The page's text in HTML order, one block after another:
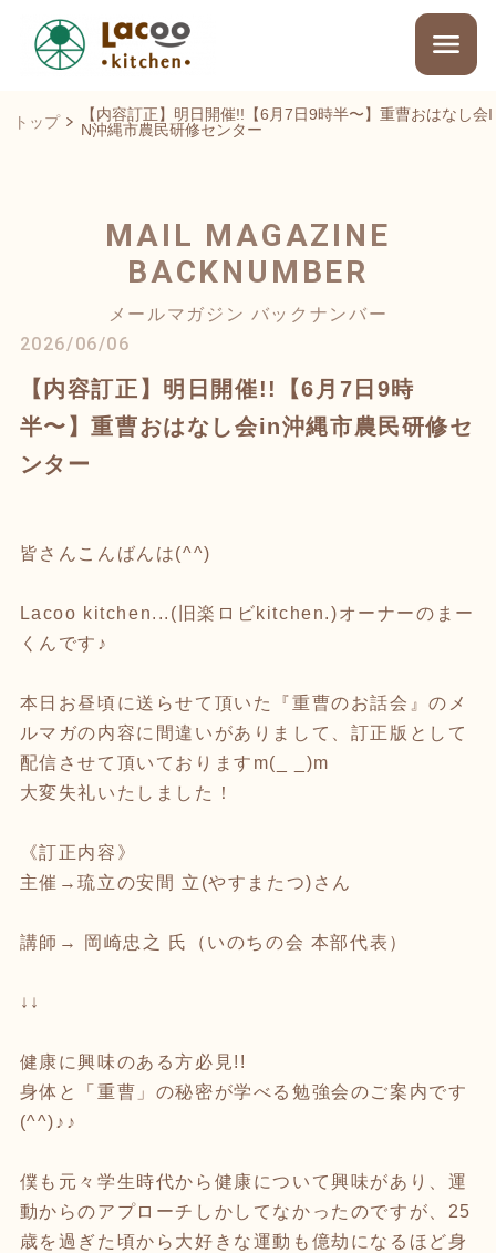
トップ
【内容訂正】明日開催!!【6月7日9時半〜】重曹おはなし会I
N沖縄市農民研修センター
MAIL MAGAZINE
BACKNUMBER
メールマガジン バックナンバー
2026/06/06
【内容訂正】明日開催!!【6月7日9時
半〜】重曹おはなし会in沖縄市農民研修セ
ンター
皆さんこんばんは(^^)
Lacoo kitchen...(旧楽ロビkitchen.)オーナーのまー
くんです♪
本日お昼頃に送らせて頂いた『重曹のお話会』のメ
ルマガの内容に間違いがありまして、訂正版として
配信させて頂いておりますm(_ _)m
大変失礼いたしました！
《訂正内容》
主催→琉立の安間 立(やすまたつ)さん
講師→ 岡崎忠之 氏（いのちの会 本部代表）
↓↓
健康に興味のある方必見!!
身体と「重曹」の秘密が学べる勉強会のご案内です
(^^)♪♪
僕も元々学生時代から健康について興味があり、運
動からのアプローチしかしてなかったのですが、25
歳を過ぎた頃から大好きな運動も億劫になるほど身